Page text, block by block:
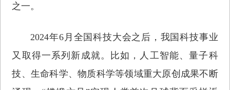
之一。
2024年6月全国科技大会之后，我国科技事业
又取得一系列新成就。比如，人工智能、量子科
技、生命科学、物质科学等领域重大原创成果不断